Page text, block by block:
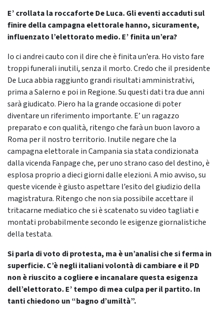
E’ crollata la roccaforte De Luca. Gli eventi accaduti sul
finire della campagna elettorale hanno, sicuramente,
influenzato l’elettorato medio. E’ finita un’era?
Io ci andrei cauto con il dire che è finita un’era. Ho visto fare
troppi funerali inutili, senza il morto. Credo che il presidente
De Luca abbia raggiunto grandi risultati amministrativi,
prima a Salerno e poi in Regione. Su questi dati tra due anni
sarà giudicato. Piero ha la grande occasione di poter
diventare un riferimento importante. E’ un ragazzo
preparato e con qualità, ritengo che farà un buon lavoro a
Roma per il nostro territorio. Inutile negare che la
campagna elettorale in Campania sia stata condizionata
dalla vicenda Fanpage che, per uno strano caso del destino, è
esplosa proprio a dieci giorni dalle elezioni. A mio avviso, su
queste vicende è giusto aspettare l’esito del giudizio della
magistratura. Ritengo che non sia possibile accettare il
tritacarne mediatico che si è scatenato su video tagliati e
montati probabilmente secondo le esigenze giornalistiche
della testata.
Si parla di voto di protesta, ma è un’analisi che si ferma in
superficie. C’è negli italiani volontà di cambiare e il PD
non è riuscito a cogliere e incanalare questa esigenza
dell’elettorato. E’ tempo di mea culpa per il partito. In
tanti chiedono un “bagno d’umiltà”.